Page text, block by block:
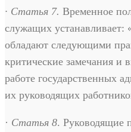
· Статья 7. Временное
служащих устанавливает:
обладают следующими
критические замечания и
работе государственных
их руководящих
· Статья 8. Руководящие